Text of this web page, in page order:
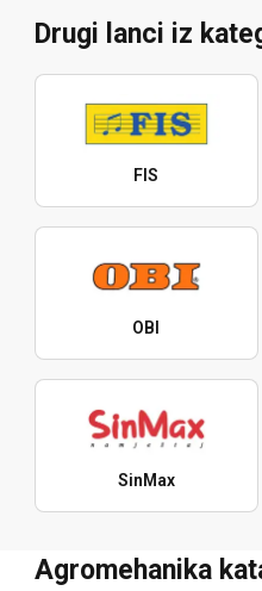
Drugi lanci iz
FIS
OBI
SinMax
Agromehanika